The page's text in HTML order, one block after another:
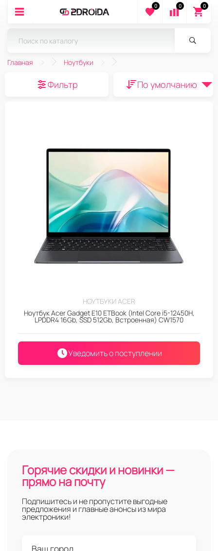
0 0 0
Главная Ноутбуки
Фильтр По умолчанию
НОУТБУКИ ACER
Ноутбук Acer Gadget E10 ETBook (Intel Core i5-12450H,
LPDDR4 16Gb, SSD 512Gb, Встроенная) CW1570
Уведомить о поступлении
Горячие скидки и новинки —
прямо на почту
Подпишитесь и не пропустите выгодные
предложения и главные анонсы из мира
электроники!